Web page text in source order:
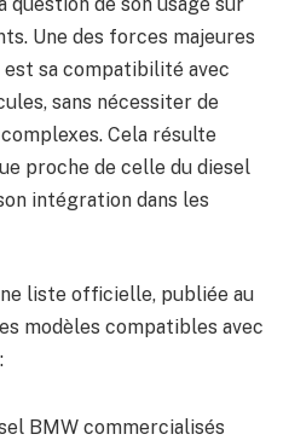
Une des forces majeures
sa compatibilité avec
sans nécessiter de
Cela résulte
proche de celle du diesel
intégration dans les
liste officielle, publiée au
modèles compatibles avec
BMW commercialisés